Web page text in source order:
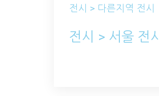
전시 > 다른지역 전시
전시 > 서울 전시